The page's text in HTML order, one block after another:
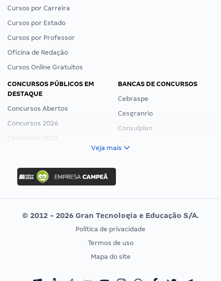
Cursos por Carreira
Cursos por Estado
Cursos por Professor
Oficina de Redação
Cursos Online Gratuitos
CONCURSOS PÚBLICOS EM
DESTAQUE
Concursos Abertos
Concursos 2026
Concursos 2025
Concurso Ibama
Concurso MPU
Editais publicados
BANCAS DE CONCURSOS
Cebraspe
Cesgranrio
Consulplan
Vunesp
CONCURSOS POR PROFISSÃO
Concursos Fiscais
EXAME DE ORDEM
Calendário OAB
Veja mais
© 2012 - 2026 Gran Tecnologia e Educação S/A.
Política de privacidade
Termos de uso
Mapa do site